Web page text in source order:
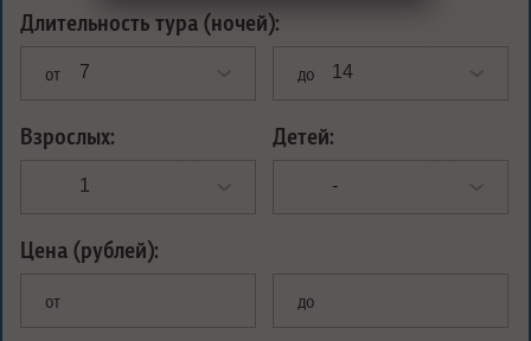
Длительность тура (ночей):
от до
Взрослых: Детей:
Цена (рублей):
от до